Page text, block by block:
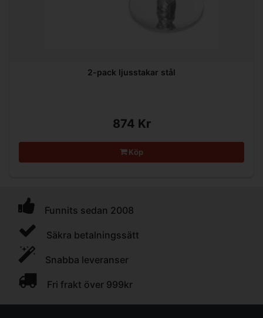
2-pack ljusstakar stål
874 Kr
Köp
Funnits sedan 2008
Säkra betalningssätt
Snabba leveranser
Fri frakt över 999kr